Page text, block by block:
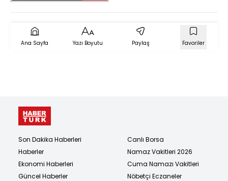
Ana Sayfa Yazı Boyutu Paylaş Favoriler
Son Dakika Haberleri
Haberler
Ekonomi Haberleri
Güncel Haberler
Canlı Borsa
Namaz Vakitleri 2026
Cuma Namazı Vakitleri
Nöbetçi Eczaneler